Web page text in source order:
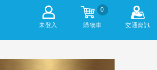
未登入
0
購物車 交通資訊